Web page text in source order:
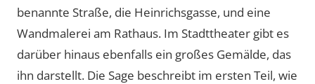
benannte Straße, die Heinrichsgasse, und eine
Wandmalerei am Rathaus. Im Stadttheater gibt es
darüber hinaus ebenfalls ein großes Gemälde, das
ihn darstellt. Die Sage beschreibt im ersten Teil, wie